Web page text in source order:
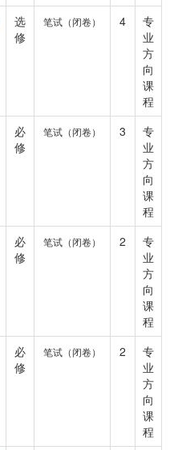
选
修
笔试（闭卷） 4
专
业
方
向
课
程
必
修
笔试（闭卷） 3
专
业
方
向
课
程
必
修
笔试（闭卷） 2
专
业
方
向
课
程
必
修
笔试（闭卷） 2
专
业
方
向
课
程